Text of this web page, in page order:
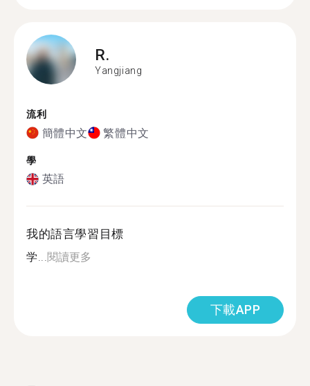
R.
Yangjiang
流利
簡體中文 繁體中文
學
英語
我的語言學習目標
学...閱讀更多
下載APP